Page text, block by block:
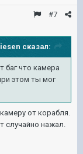
#7
сказал:
баг что камера
этом ты мог
от корабля.
случайно нажал.